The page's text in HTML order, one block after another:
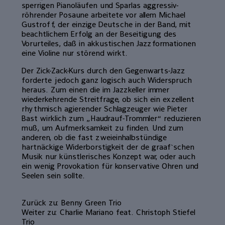
sperrigen Pianoläufen und Sparlas aggressiv-
röhrender Posaune arbeitete vor allem Michael
Gustroff, der einzige Deutsche in der Band, mit
beachtlichem Erfolg an der Beseitigung des
Vorurteiles, daß in akkustischen Jazzformationen
eine Violine nur störend wirkt.
Der Zick-Zack-Kurs durch den Gegenwarts-Jazz
forderte jedoch ganz logisch auch Widerspruch
heraus. Zum einen die im Jazzkeller immer
wiederkehrende Streitfrage, ob sich ein exzellent
rhythmisch agierender Schlagzeuger wie Pieter
Bast wirklich zum „Haudrauf-Trommler“ reduzieren
muß, um Aufmerksamkeit zu finden. Und zum
anderen, ob die fast zweieinhalbstündige
hartnäckige Widerborstigkeit der de graaf`schen
Musik nur künstlerisches Konzept war, oder auch
ein wenig Provokation für konservative Ohren und
Seelen sein sollte.
Zurück zu: Benny Green Trio
Weiter zu: Charlie Mariano feat. Christoph Stiefel
Trio